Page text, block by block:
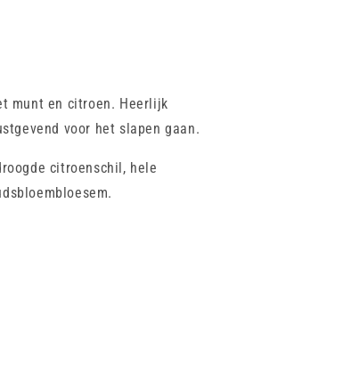
munt en citroen. Heerlijk
voor het slapen gaan.
citroenschil, hele